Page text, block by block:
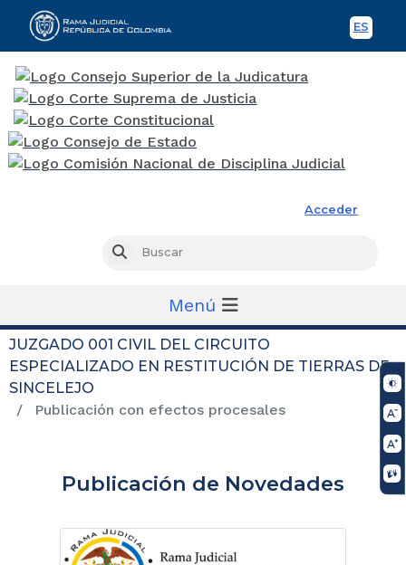
ES
Acceder
Buscar
Menú
JUZGADO 001 CIVIL DEL CIRCUITO
ESPECIALIZADO EN RESTITUCIÓN DE TIERRAS DE
SINCELEJO
Publicación con efectos procesales
Publicación de Novedades